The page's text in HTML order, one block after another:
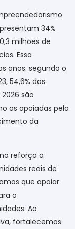
34%
milhões de
Essa
anos: segundo o
54,6% dos
são
as apoiadas pela
da
reforça a
reais de
que apoiar
o
Ao
fortalecemos